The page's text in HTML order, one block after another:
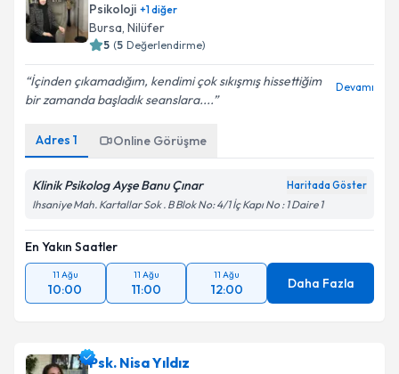
Psikoloji +1diğer
Bursa, Nilüfer
5 (5 Değerlendirme)
İçinden çıkamadığım, kendimi çok sıkışmış hissettiğim
bir zamanda başladık seanslara....
Devamı
Adres 1 Online Görüşme
Klinik Psikolog Ayşe Banu Çınar Haritada Göster
Ihsaniye Mah. Kartallar Sok . B Blok No: 4/1 İç Kapı No : 1 Daire 1
En Yakın Saatler
11 Ağu
10:00
11 Ağu
11:00
11 Ağu
12:00 Daha Fazla
Psk. Nisa Yıldız